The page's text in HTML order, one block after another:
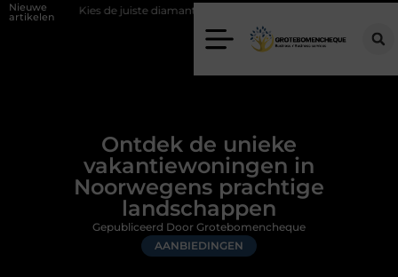
Nieuwe
artikelen
juiste diamantboor voor uw project
Ontdek de unieke
vakantiewoningen in
Noorwegens prachtige
landschappen
AANBIEDINGEN
Gepubliceerd Door Grotebomencheque